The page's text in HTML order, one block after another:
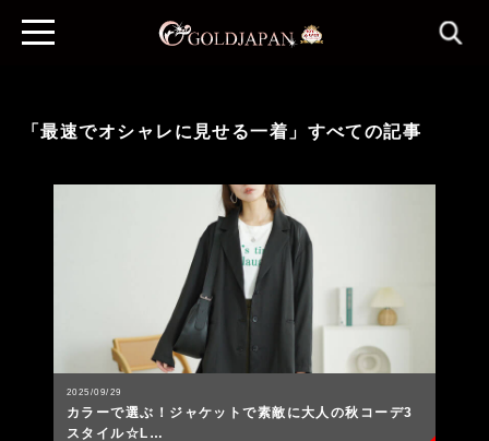
「最速でオシャレに見せる一着」すべての記事
2025/09/29
カラーで選ぶ！ジャケットで素敵に大人の秋コーデ3
スタイル☆L…